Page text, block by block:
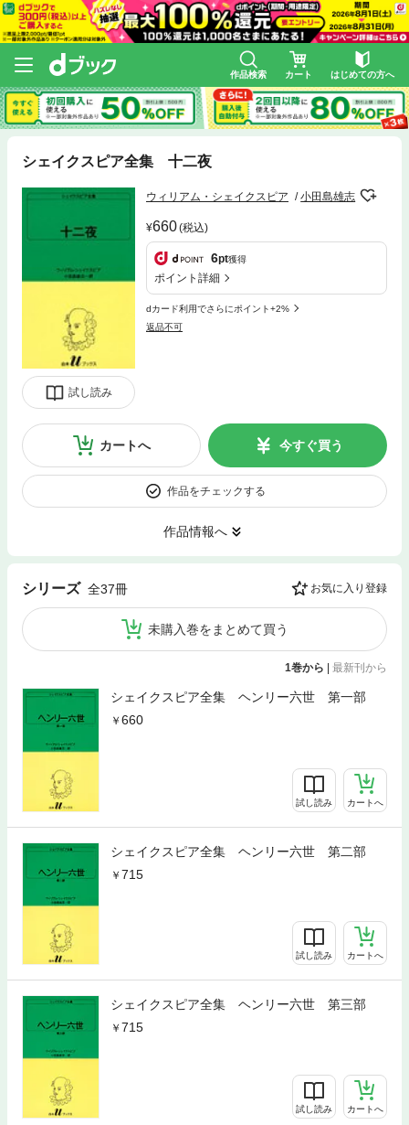
作品検索 カート はじめての方へ
シェイクスピア全集 十二夜
試し読み
ウィリアム・シェイクスピア 小田島雄志
660(税込)
6pt獲得
ポイント詳細
dカード利用でさらにポイント+2%
返品不可
カートへ 今すぐ買う
作品をチェックする
作品情報へ
シリーズ 全37冊 お気に入り登録
未購入巻をまとめて買う
1巻から 最新刊から
シェイクスピア全集 ヘンリー六世 第一部
660
試し読み カートへ
シェイクスピア全集 ヘンリー六世 第二部
715
試し読み カートへ
シェイクスピア全集 ヘンリー六世 第三部
715
試し読み カートへ